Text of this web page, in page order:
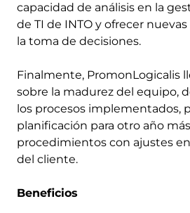
capacidad de análisis en la
de TI de INTO y ofrecer
la toma de decisiones.
Finalmente, PromonLogicalis
sobre la madurez del equipo,
los procesos implementados,
planificación para otro año
procedimientos con ajustes
del cliente.
Beneficios